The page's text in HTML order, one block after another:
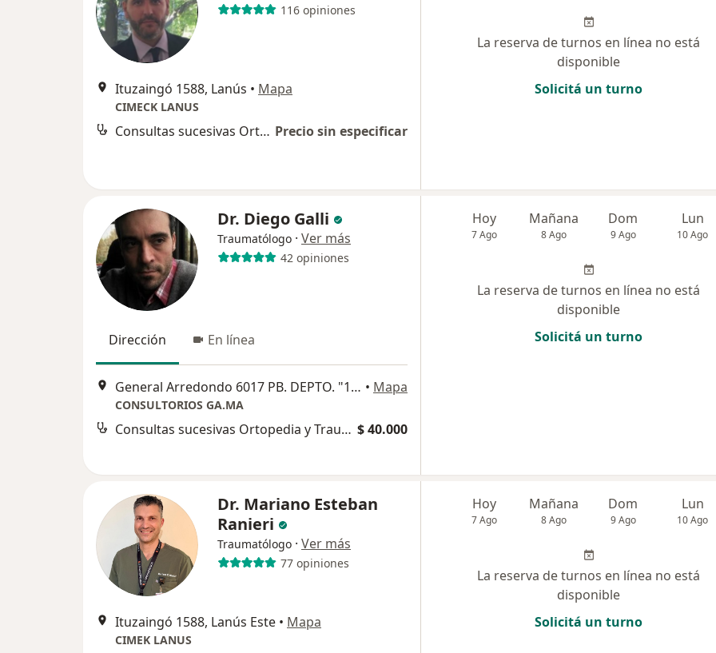
116 opiniones
Ituzaingó 1588, Lanús • Mapa
CIMECK LANUS
Consultas sucesivas Ortopedia y Traumatología Precio sin especificar
La reserva de turnos en línea no está
disponible
Solicitá un turno
Dr. Diego Galli
Traumatólogo · Ver más
42 opiniones
Dirección En línea
General Arredondo 6017 PB. DEPTO. "1", Wilde • Mapa
CONSULTORIOS GA.MA
Consultas sucesivas Ortopedia y Traumatología $ 40.000
Hoy
7 Ago
Mañana
8 Ago
Dom
9 Ago
Lun
10 Ago
La reserva de turnos en línea no está
disponible
Solicitá un turno
Dr. Mariano Esteban
Ranieri
Traumatólogo · Ver más
77 opiniones
Ituzaingó 1588, Lanús Este • Mapa
CIMEK LANUS
Hoy
7 Ago
Mañana
8 Ago
Dom
9 Ago
Lun
10 Ago
La reserva de turnos en línea no está
disponible
Solicitá un turno